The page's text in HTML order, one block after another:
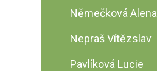
Němečková Alena
Nepraš Vítězslav
Pavlíková Lucie